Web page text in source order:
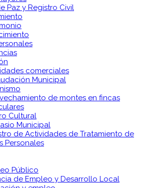
Paz y Registro Civil
comerciales
Municipal
de montes en fincas
Cultural
Municipal
de Actividades de Tratamiento de
Personales
Público
de Empleo y Desarrollo Local